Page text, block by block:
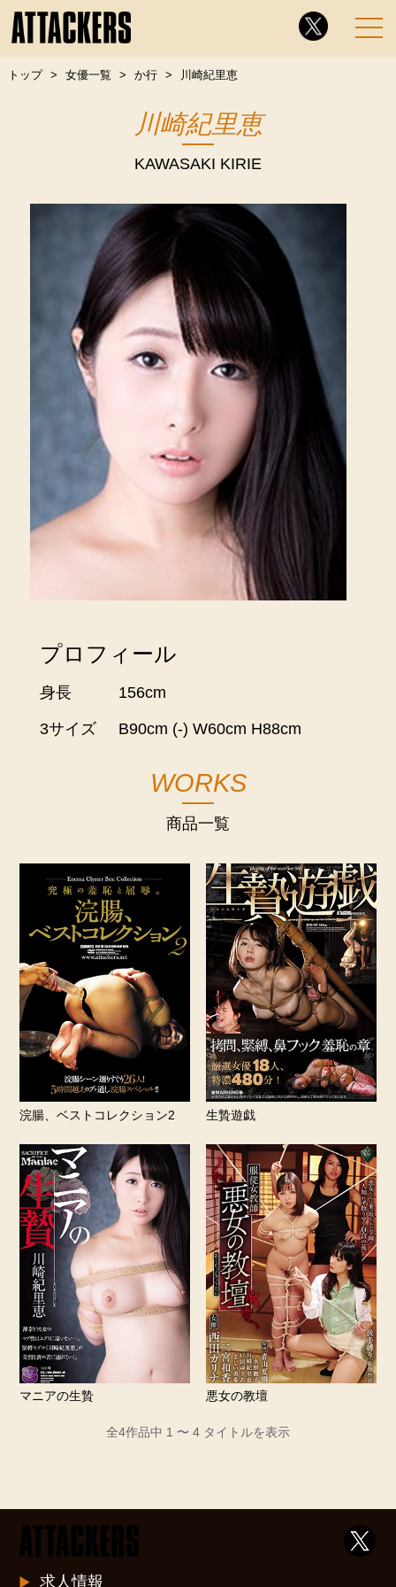
トップ 女優一覧 か行 川崎紀里恵
川崎紀里恵
KAWASAKI KIRIE
プロフィール
身長 156cm
3サイズ B90cm (-) W60cm H88cm
WORKS
商品一覧
浣腸、ベストコレクション2 生贄遊戯
マニアの生贄 悪女の教壇
全4作品中 1 〜 4 タイトルを表示
求人情報